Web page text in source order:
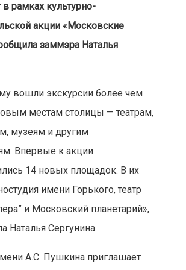
рамках культурно-
акции «Московские
заммэра Наталья
вошли экскурсии более чем
местам столицы — театрам,
музеям и другим
Впервые к акции
14 новых площадок. В их
имени Горького, театр
и Московский планетарий»,
Наталья Сергунина.
А.С. Пушкина приглашает